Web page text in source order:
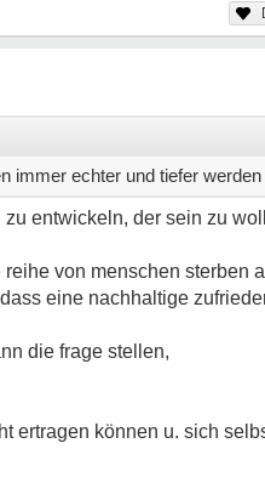
immer echter und tiefer werden
entwickeln, der sein zu
von menschen sterben
eine nachhaltige
die frage stellen,
ertragen können u. sich